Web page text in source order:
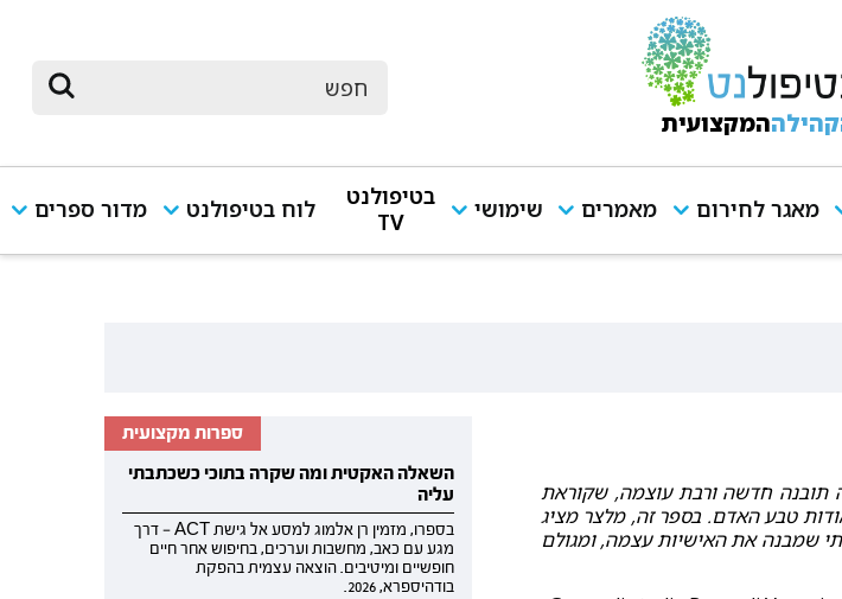
המקצועית
מאגר לחירום מאמרים שימושי
בטיפולנט
TV
לוח בטיפולנט מדור ספרים
תובנה חדשה ורבת עוצמה, שקוראת
טבע האדם. בספר זה, מלצר מציג
שמבנה את האישיות עצמה, ומגולם
ספרות מקצועית
השאלה האקטית ומה שקרה בתוכי כשכתבתי
עליה
בספרו, מזמין רן אלמוג למסע אל גישת ACT — דרך
מגע עם כאב, מחשבות וערכים, בחיפוש אחר חיים
חופשיים ומיטיבים. הוצאה עצמית בהפקת
בודהיספרא, 2026.